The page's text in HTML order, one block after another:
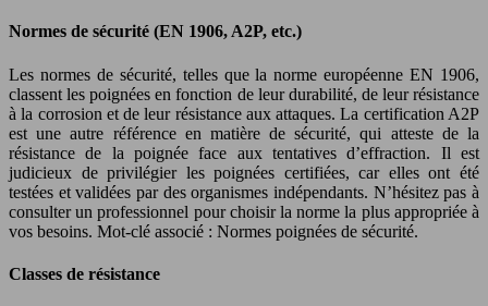
Normes de sécurité (EN 1906, A2P, etc.)
Les normes de sécurité, telles que la norme européenne EN 1906,
classent les poignées en fonction de leur durabilité, de leur résistance
à la corrosion et de leur résistance aux attaques. La certification A2P
est une autre référence en matière de sécurité, qui atteste de la
résistance de la poignée face aux tentatives d’effraction. Il est
judicieux de privilégier les poignées certifiées, car elles ont été
testées et validées par des organismes indépendants. N’hésitez pas à
consulter un professionnel pour choisir la norme la plus appropriée à
vos besoins. Mot-clé associé : Normes poignées de sécurité.
Classes de résistance